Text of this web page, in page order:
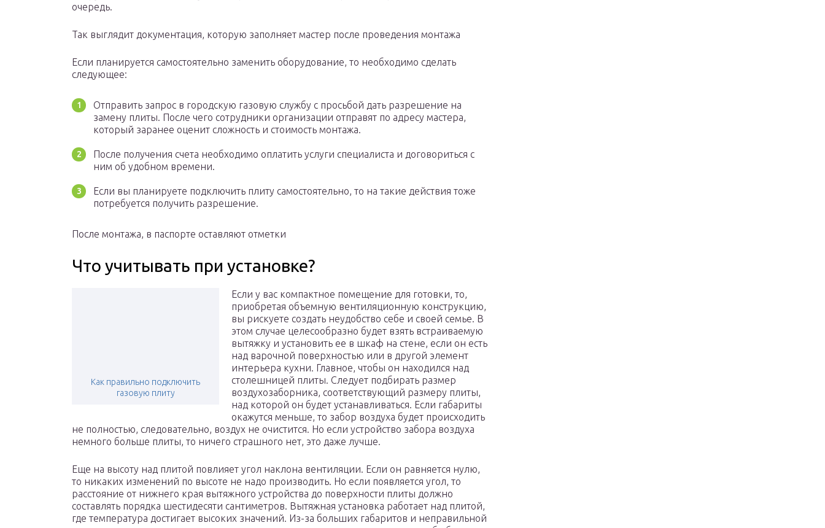
очередь.
Так выглядит документация, которую заполняет мастер после проведения монтажа
Если планируется самостоятельно заменить оборудование, то необходимо сделать
следующее:
Отправить запрос в городскую газовую службу с просьбой дать разрешение на
замену плиты. После чего сотрудники организации отправят по адресу мастера,
который заранее оценит сложность и стоимость монтажа.
После получения счета необходимо оплатить услуги специалиста и договориться с
ним об удобном времени.
Если вы планируете подключить плиту самостоятельно, то на такие действия тоже
потребуется получить разрешение.
После монтажа, в паспорте оставляют отметки
Что учитывать при установке?
Как правильно подключить
газовую плиту
Если у вас компактное помещение для готовки, то,
приобретая объемную вентиляционную конструкцию,
вы рискуете создать неудобство себе и своей семье. В
этом случае целесообразно будет взять встраиваемую
вытяжку и установить ее в шкаф на стене, если он есть
над варочной поверхностью или в другой элемент
интерьера кухни. Главное, чтобы он находился над
столешницей плиты. Следует подбирать размер
воздухозаборника, соответствующий размеру плиты,
над которой он будет устанавливаться. Если габариты
окажутся меньше, то забор воздуха будет происходить
не полностью, следовательно, воздух не очистится. Но если устройство забора воздуха
немного больше плиты, то ничего страшного нет, это даже лучше.
Еще на высоту над плитой повлияет угол наклона вентиляции. Если он равняется нулю,
то никаких изменений по высоте не надо производить. Но если появляется угол, то
расстояние от нижнего края вытяжного устройства до поверхности плиты должно
составлять порядка шестидесяти сантиметров. Вытяжная установка работает над плитой,
где температура достигает высоких значений. Из-за больших габаритов и неправильной